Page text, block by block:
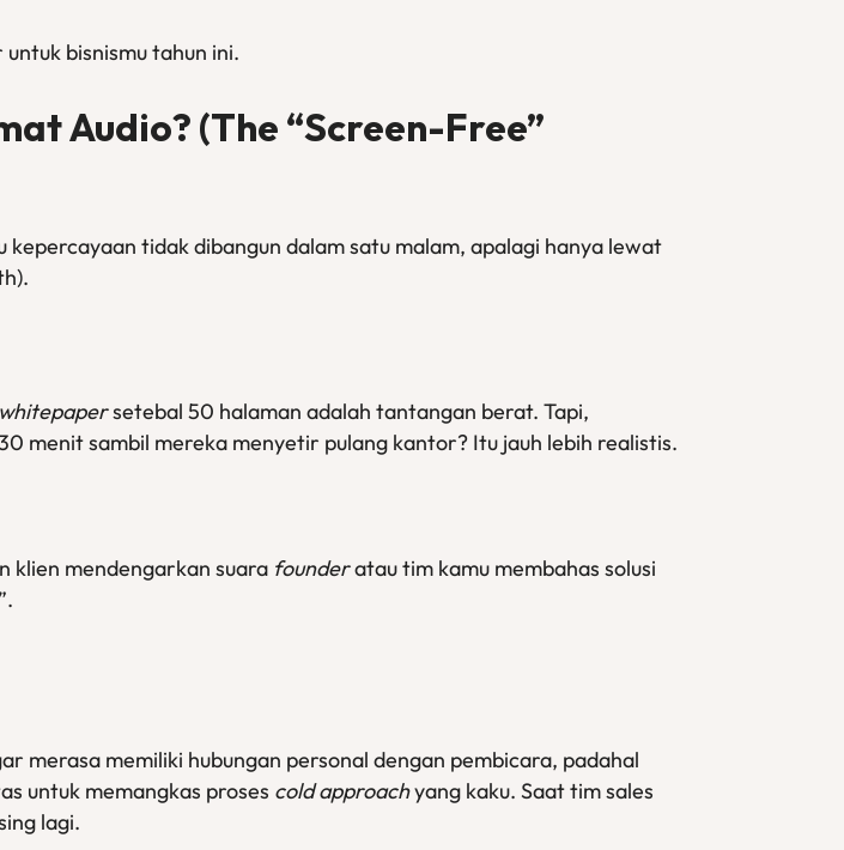
bisnismu tahun ini.
Audio? (The “Screen-Free”
kepercayaan tidak dibangun dalam satu malam, apalagi hanya lewat
whitepapersetebal 50 halaman adalah tantangan berat. Tapi,
menit sambil mereka menyetir pulang kantor? Itu jauh lebih realistis.
klien mendengarkan suara founderatau tim kamu membahas solusi
merasa memiliki hubungan personal dengan pembicara, padahal
untuk memangkas proses cold approachyang kaku. Saat tim sales
lagi.